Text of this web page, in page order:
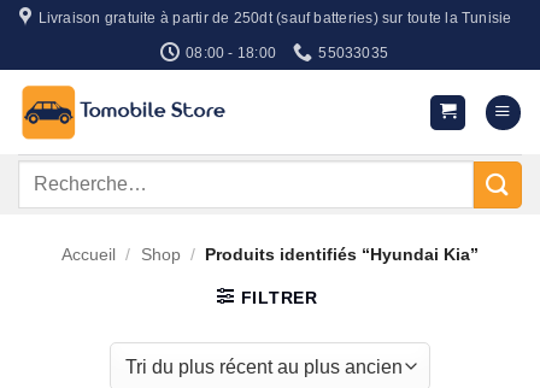
Passer
contenu
Livraison gratuite à partir de 250dt (sauf batteries) sur toute la Tunisie
08:00 - 18:00 55033035
Recherche
Accueil / Shop / Produits identifiés “Hyundai Kia”
FILTRER